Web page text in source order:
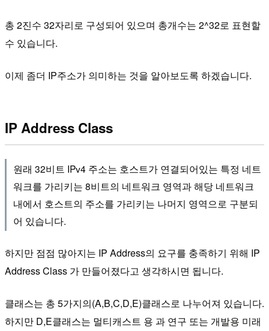
총 2진수 32자리로 구성되어 있으며 총개수는 2^32로 표현할
수 있습니다.
이제 좀더 IP주소가 의미하는 것을 알아보도록 하겠습니다.
IP Address Class
원래 32비트 IPv4 주소는 호스트가 연결되어있는 특정 네트
워크를 가리키는 8비트의 네트워크 영역과 해당 네트워크
내에서 호스트의 주소를 가리키는 나머지 영역으로 구분되
어 있습니다.
하지만 점점 많아지는 IP Address의 요구를 충족하기 위해 IP
Address Class 가 만들어졌다고 생각하시면 됩니다.
클래스는 총 5가지의(A,B,C,D,E)클래스로 나누어져 있습니다.
하지만 D,E클래스는 멀티캐스트 용 과 연구 또는 개발용 미래